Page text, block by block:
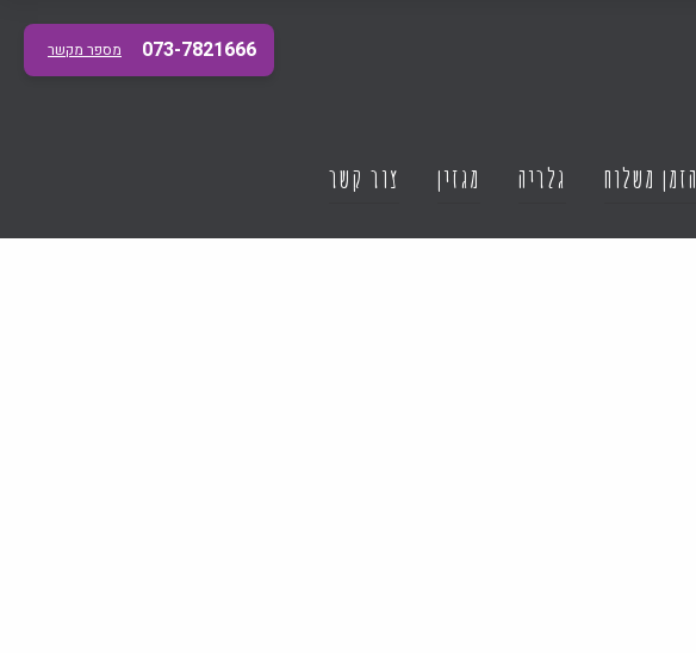
הזמן משלוח גלריה מגזין צור קשר
073-7821666 מספר מקשר